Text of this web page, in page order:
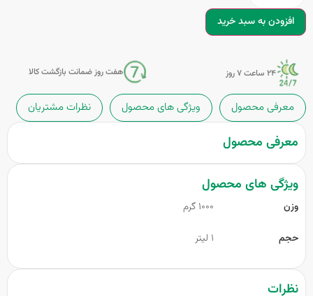
افزودن به سبد خرید
24 ساعت 7 روز هفت روز ضمانت بازگشت کالا
معرفی محصول ویژگی های محصول نظرات مشتریان
معرفی محصول
ویژگی های محصول
وزن
1000 گرم
حجم
1 لیتر
نظرات